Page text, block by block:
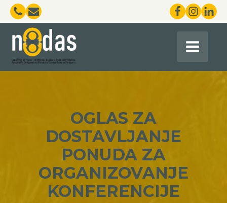
OGLAS ZA
DOSTAVLJANJE
PONUDA ZA
ORGANIZOVANJE
KONFERENCIJE